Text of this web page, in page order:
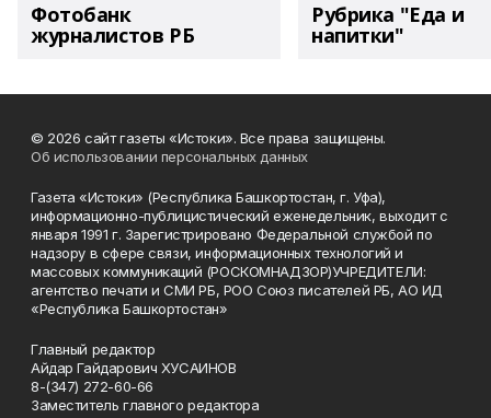
Фотобанк
журналистов РБ
Рубрика "Еда и
напитки"
© 2026 сайт газеты «Истоки». Все права защищены.
Об использовании персональных данных
Газета «Истоки» (Республика Башкортостан, г. Уфа),
информационно-публицистический еженедельник, выходит с
января 1991 г. Зарегистрировано Федеральной службой по
надзору в сфере связи, информационных технологий и
массовых коммуникаций (РОСКОМНАДЗОР)УЧРЕДИТЕЛИ:
агентство печати и СМИ РБ, РОО Союз писателей РБ, АО ИД
«Республика Башкортостан»
Главный редактор
Айдар Гайдарович ХУСАИНОВ
8-(347) 272-60-66
Заместитель главного редактора